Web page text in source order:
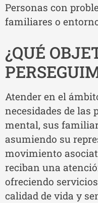
Personas con
familiares o
¿QUÉ
Atender en el
necesidades de las
mental, sus
asumiendo su
movimiento
reciban una
ofreciendo
calidad de vida y